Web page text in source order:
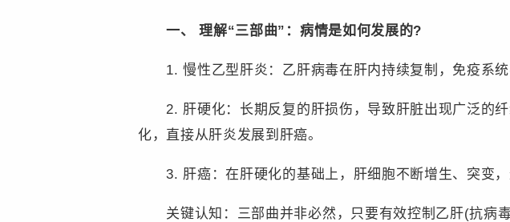
一、 理解“三部曲”：病情是如何发展的?
1. 慢性乙型肝炎：乙肝病毒在肝内持续复制，免疫系统
2. 肝硬化：长期反复的肝损伤，导致肝脏出现广泛的纤
化，直接从肝炎发展到肝癌。
3. 肝癌：在肝硬化的基础上，肝细胞不断增生、突变，
关键认知：三部曲并非必然，只要有效控制乙肝(抗病毒